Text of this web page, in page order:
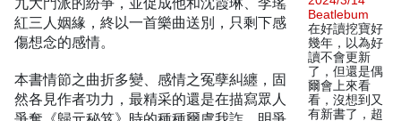
紅三人姻緣，終以一首樂曲送別，只剩下感
傷想念的感情。
本書情節之曲折多變、感情之冤孽糾纏，固
然各見作者功力，最精采的還是在描寫眾人
Beatlebum
在好讀挖寶好
幾年，以為好
讀不會更新
了，但還是偶
爾會上來看
看，沒想到又
有新書了，超